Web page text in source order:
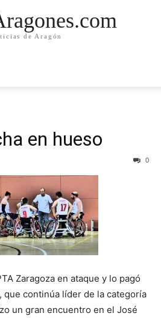
de Aragón
en hueso
0
Zaragoza en ataque y lo pagó
que continúa líder de la categoría
un gran encuentro en el José